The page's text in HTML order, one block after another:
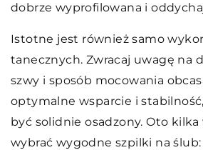
dobrze wyprofilowana i
Istotne jest również samo
tanecznych. Zwracaj uwagę na
szwy i sposób mocowania
optymalne wsparcie i
być solidnie osadzony. Oto kilka
wybrać wygodne szpilki na ślub: